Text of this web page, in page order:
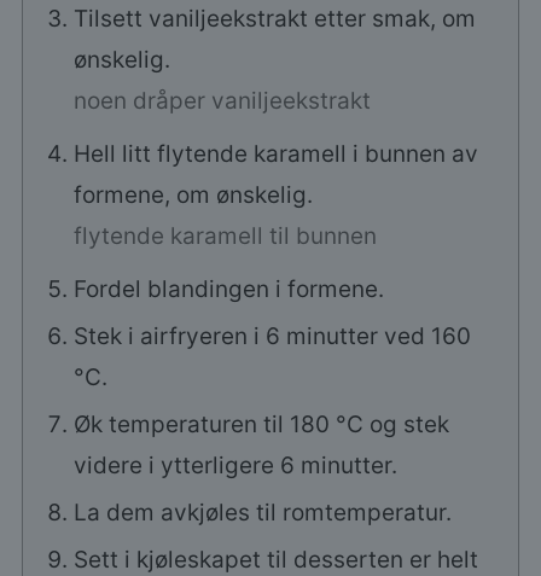
Tilsett vaniljeekstrakt etter smak, om
ønskelig.
noen dråper vaniljeekstrakt
Hell litt flytende karamell i bunnen av
formene, om ønskelig.
flytende karamell til bunnen
Fordel blandingen i formene.
Stek i airfryeren i 6 minutter ved 160
°C.
Øk temperaturen til 180 °C og stek
videre i ytterligere 6 minutter.
La dem avkjøles til romtemperatur.
Sett i kjøleskapet til desserten er helt